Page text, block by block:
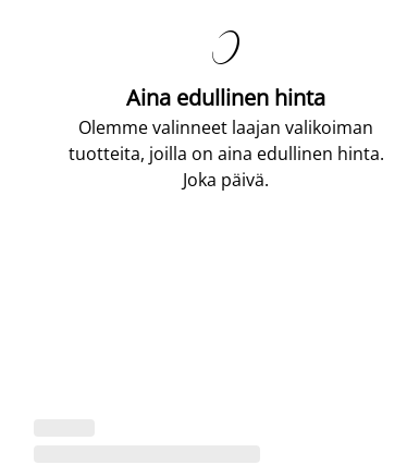

Aina edullinen hinta
Olemme valinneet laajan valikoiman
tuotteita, joilla on aina edullinen hinta.
Joka päivä.